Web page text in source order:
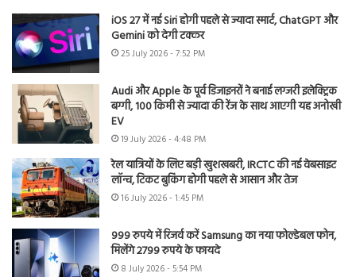
iOS 27 में नई Siri होगी पहले से ज्यादा स्मार्ट, ChatGPT और
Gemini को देगी टक्कर
25 July 2026 - 7:52 PM
Audi और Apple के पूर्व डिजाइनरों ने बनाई लग्जरी इलेक्ट्रिक
बग्गी, 100 किमी से ज्यादा की रेंज के साथ आएगी यह अनोखी
EV
19 July 2026 - 4:48 PM
रेल यात्रियों के लिए बड़ी खुशखबरी, IRCTC की नई वेबसाइट
लॉन्च, टिकट बुकिंग होगी पहले से आसान और तेज
16 July 2026 - 1:45 PM
999 रुपये में रिजर्व करें Samsung का नया फोल्डेबल फोन,
मिलेंगे 2799 रुपये के फायदे
8 July 2026 - 5:54 PM